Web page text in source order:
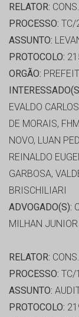
RELATOR:
PROCESSO: TC/
ASSUNTO:
PROTOCOLO:
ORGÃO:
EVALDO
DE MORAIS,
NOVO, LUAN
REINALDO
GARBOSA,
BRISCHILIARI
ADVOGADO(S):
MILHAN JUNIOR
RELATOR:
PROCESSO: TC/
ASSUNTO:
PROTOCOLO: